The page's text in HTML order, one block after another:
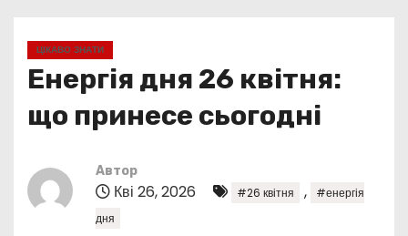
ЦІКАВО ЗНАТИ
Енергія дня 26 квітня:
що принесе сьогодні
Автор
Кві 26, 2026 #26 квітня ,
#енергія
дня